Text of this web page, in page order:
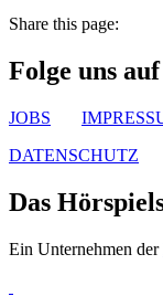
Share this page:
Folge uns auf
JOBS
DATENSCHUTZ
Das
Ein Unternehmen der